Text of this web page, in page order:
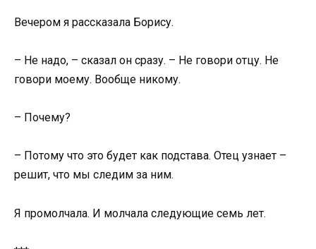
Вечером я рассказала Борису.
– Не надо, – сказал он сразу. – Не говори отцу. Не
говори моему. Вообще никому.
– Почему?
– Потому что это будет как подстава. Отец узнает –
решит, что мы следим за ним.
Я промолчала. И молчала следующие семь лет.